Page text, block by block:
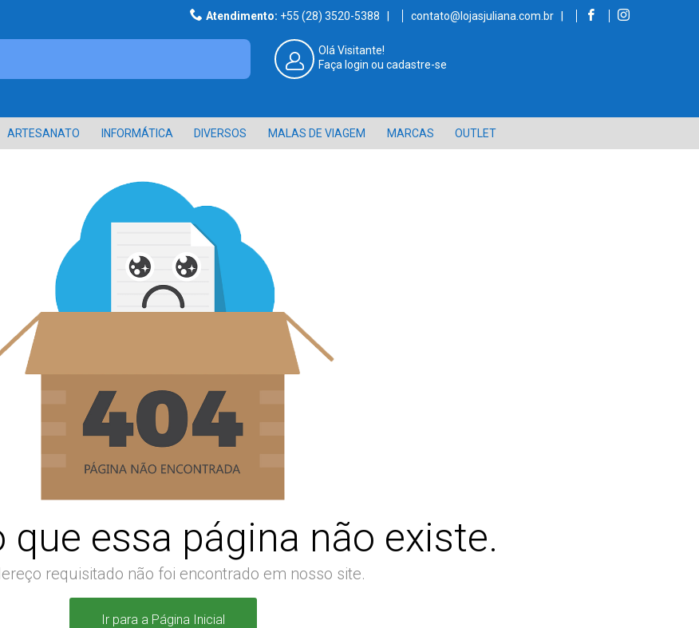
Atendimento: +55 (28) 3520-5388 | contato@lojasjuliana.com.br |
Olá Visitante!
Faça login ou cadastre-se
ARTESANATO INFORMÁTICA DIVERSOS MALAS DE VIAGEM MARCAS OUTLET
que essa página não existe.
requisitado não foi encontrado em nosso site.
Ir para a Página Inicial